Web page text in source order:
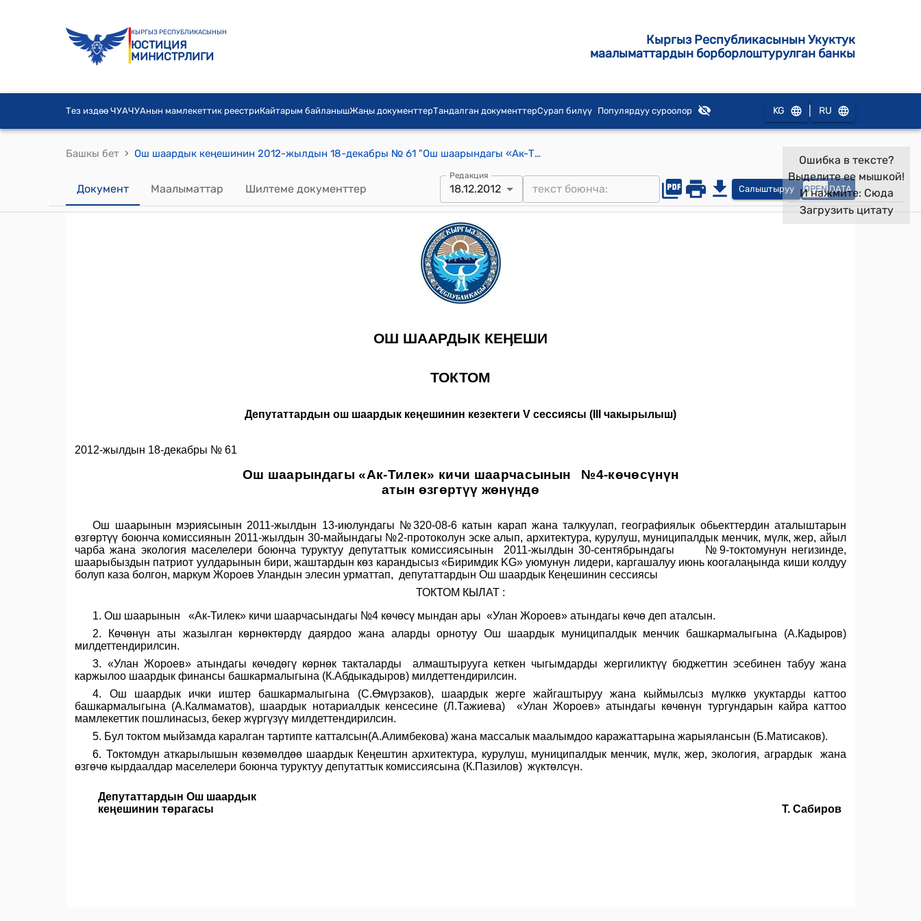
КЫРГЫЗ РЕСПУБЛИКАСЫНЫН
ЮСТИЦИЯ
МИНИСТРЛИГИ
Кыргыз Республикасынын Укуктук
маалыматтардын борборлоштурулган банкы
Тез издөө ЧУАЧУАнын мамлекеттик реестриКайтарым байланышЖаңы документтерТандалган документтерСурап билүү Популярдуу суроолор KG RU
Башкы бет › Ош шаардык кеңешинин 2012-жылдын 18-декабры № 61 "Ош шаарындагы «Ак-Тилек» кичи шаарчасынын №4-көчөсүнүн атын өзгөртүү жөнүндө" токтому
Документ Маалыматтар Шилтеме документтер
Редакция
18.12.2012 Салыштыруу OPEN DATA
Ошибка в тексте?
Выделите ее мышкой!
И нажмите: Сюда
Загрузить цитату